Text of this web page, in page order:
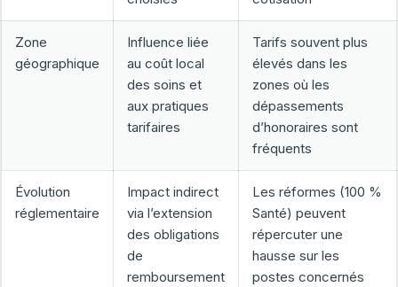
Zone
géographique
Influence liée
au coût local
des soins et
aux pratiques
tarifaires
Tarifs souvent plus
élevés dans les
zones où les
dépassements
d’honoraires sont
fréquents
Évolution
réglementaire
Impact indirect
via l’extension
des obligations
de
remboursement
Les réformes (100 %
Santé) peuvent
répercuter une
hausse sur les
postes concernés